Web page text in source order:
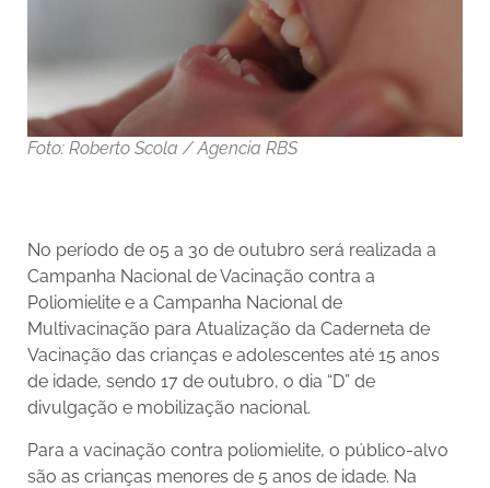
Foto: Roberto Scola / Agencia RBS
No período de 05 a 30 de outubro será realizada a
Campanha Nacional de Vacinação contra a
Poliomielite e a Campanha Nacional de
Multivacinação para Atualização da Caderneta de
Vacinação das crianças e adolescentes até 15 anos
de idade, sendo 17 de outubro, o dia “D” de
divulgação e mobilização nacional.
Para a vacinação contra poliomielite, o público-alvo
são as crianças menores de 5 anos de idade. Na